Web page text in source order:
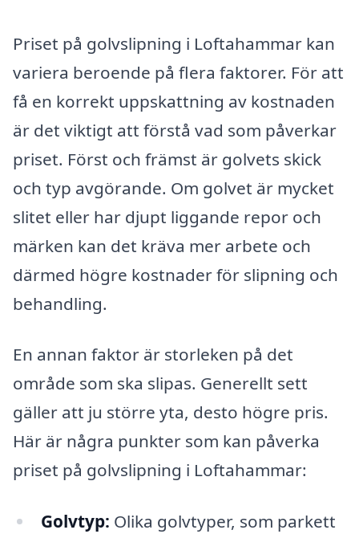
Priset på golvslipning i Loftahammar kan
variera beroende på flera faktorer. För att
få en korrekt uppskattning av kostnaden
är det viktigt att förstå vad som påverkar
priset. Först och främst är golvets skick
och typ avgörande. Om golvet är mycket
slitet eller har djupt liggande repor och
märken kan det kräva mer arbete och
därmed högre kostnader för slipning och
behandling.
En annan faktor är storleken på det
område som ska slipas. Generellt sett
gäller att ju större yta, desto högre pris.
Här är några punkter som kan påverka
priset på golvslipning i Loftahammar:
Golvtyp: Olika golvtyper, som parkett